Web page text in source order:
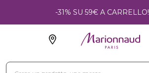
-31% SU 59€ A CARRELLO!